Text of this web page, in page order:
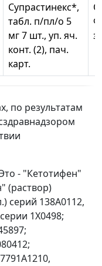
Супрастинекс*,
табл. п/пл/о 5
мг 7 шт., уп. яч.
конт. (2), пач.
карт.
по результатам
- "Кетотифен"
(раствор)
серий 138А0112,
1X0498;